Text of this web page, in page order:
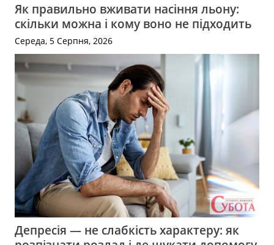
Як правильно вживати насіння льону:
скільки можна і кому воно не підходить
Середа, 5 Серпня, 2026
Депресія — не слабкість характеру: як